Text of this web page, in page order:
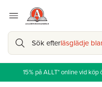
Sök efterläsglädje
15% på ALLT* online vid